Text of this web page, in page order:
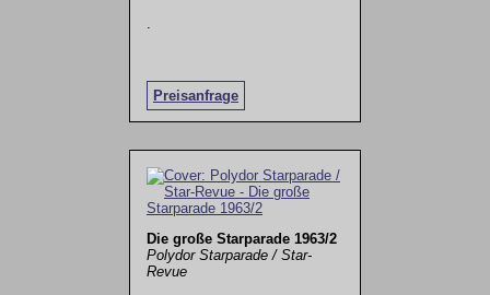
Preisanfrage
Die große Starparade 1963/2
Polydor Starparade / Star-
Revue